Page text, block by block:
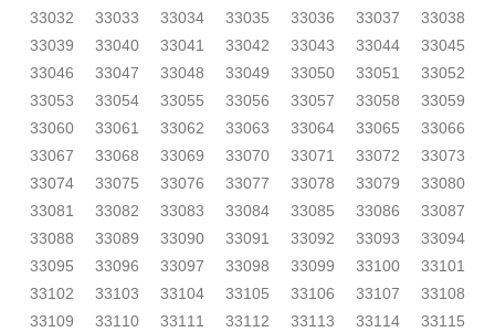
33032
33033 33034 33035 33036 33037
33038
33039
33040 33041 33042 33043 33044
33045
33046
33047 33048 33049 33050 33051
33052
33053
33054 33055 33056 33057 33058
33059
33060
33061 33062 33063 33064 33065
33066
33067
33068 33069 33070 33071 33072
33073
33074
33075 33076 33077 33078 33079
33080
33081
33082 33083 33084 33085 33086
33087
33088
33089 33090 33091 33092 33093
33094
33095
33096 33097 33098 33099 33100
33101
33102
33103 33104 33105 33106 33107
33108
33109
33110 33111 33112 33113 33114
33115